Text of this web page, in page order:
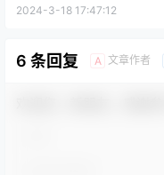
2024-3-18 17:47:12
6 条回复 A 文章作者